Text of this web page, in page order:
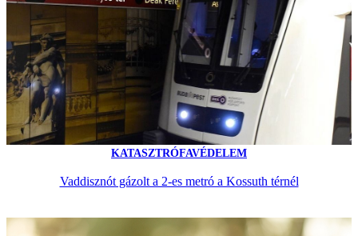
KATASZTRÓFAVÉDELEM
Vaddisznót gázolt a 2-es metró a Kossuth térnél